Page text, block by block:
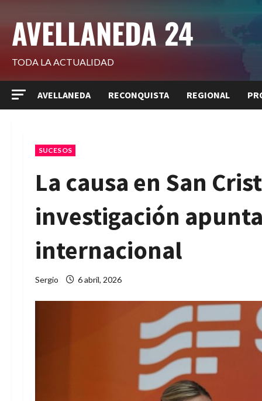
contenido
AVELLANEDA 24
TODA LA ACTUALIDAD
AVELLANEDA RECONQUISTA REGIONAL
SUCESOS
La causa en San
investigación
internacional
Sergio 6 abril, 2026